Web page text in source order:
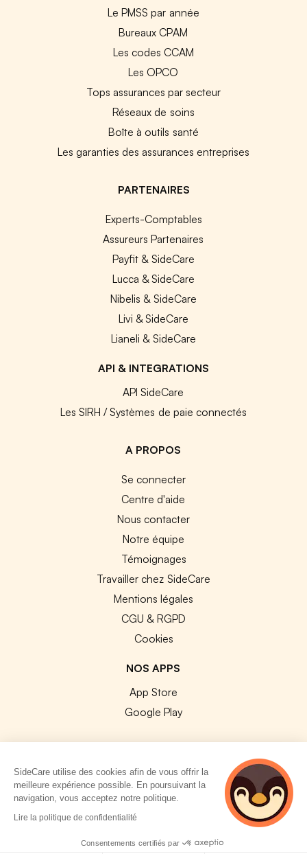
Le PMSS par année
Bureaux CPAM
Les codes CCAM
Les OPCO
Tops assurances par secteur
Réseaux de soins
Boîte à outils santé
Les garanties des assurances entreprises
PARTENAIRES
Experts-Comptables
Assureurs Partenaires
Payfit & SideCare
Lucca & SideCare
Nibelis & SideCare
Livi & SideCare
Lianeli & SideCare
API & INTEGRATIONS
API SideCare
Les SIRH / Systèmes de paie connectés
A PROPOS
Se connecter
Centre d'aide
Nous contacter
Notre équipe
Témoignages
Travailler chez SideCare
Mentions légales
CGU & RGPD
Cookies
NOS APPS
App Store
Google Play
© 2026 SideCare. Tous droits réservés.
SideCare utilise des cookies afin de vous offrir la
meilleure expérience possible. En poursuivant la
navigation, vous acceptez notre politique.
Lire la politique de confidentialité
Consentements certifiés par
4 personnes
consultent
actuellement cette